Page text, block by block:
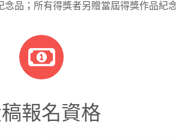
念品；所有得獎者另贈當屆得獎作品紀
報名資格